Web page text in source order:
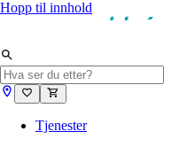
Hopp til innhold
Tjenester